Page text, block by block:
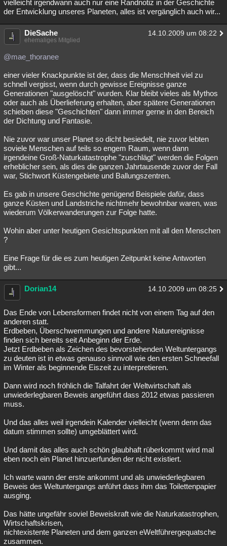
vielleicht irgendwann auch nur eine Randnotiz in der Geschichte
der Entwicklung unseres Planeten, alles ist vergänglich auch wir...
DieSache 14.10.2009 um 08:22
ehemaliges Mitglied
@mae_thoranee
einer vieler Knackpunkte ist der, dass die Menschheit viel zu
schnell vergisst, wenn durch gewisse Ereignisse ganze
Generationen "ausgelöscht" wurden. Klar bleibt vieles als Mythos
oder auch als Überlieferung erhalten, aber spätere Generationen
schieben diese "Geschichten" dann immer gerne in den Bereich
der Dichtung und Fantasie.
Nie zuvor war unser Planet so dicht besiedelt, nie zuvor lebten
soviele Menschen auf teils so engem Raum, wenn dann
irgendeine Groß-Naturkatastrophe "zuschlägt" werden die Folgen
erheblicher sein, als dies die ganzen Jahrtausende zuvor der Fall
war, Stichwort Küstengebiete und Ballungszentren.
Es gab in unsere Geschichte genügend Beispiele dafür, dass
ganze Küsten und Landstriche nichtmehr bewohnbar waren, was
wiederum Völkerwanderungen zur Folge hatte.
Wohin aber unter heutigen Gesichtspunkten mit all den Menschen
?
Eine Frage für die es zum heutigen Zeitpunkt keine Antworten
gibt...
Dorian14 14.10.2009 um 08:25
Das Ende von Lebensformen findet nicht von einem Tag auf den
anderen statt.
Erdbeben, Überschwemmungen und andere Naturereignisse
finden sich bereits seit Anbeginn der Erde.
Jetzt Erdbeben als Zeichen des bevorstehenden Weltuntergangs
zu deuten ist in etwas genauso sinnvoll wie den ersten Schneefall
im Winter als beginnende Eiszeit zu interpretieren.
Dann wird noch fröhlich die Talfahrt der Weltwirtschaft als
unwiederlegbaren Beweis angeführt dass 2012 etwas passieren
muss.
Und das alles weil irgendein Kalender vielleicht (wenn denn das
datum stimmen sollte) umgeblättert wird.
Und damit das alles auch schön glaubhaft rüberkommt wird mal
eben noch ein Planet hinzuerfunden der nicht existiert.
Ich warte wann der erste ankommt und als unwiederlegbaren
Beweis des Weltuntergangs anführt dass ihm das Toilettenpapier
ausging.
Das hätte ungefähr soviel Beweiskraft wie die Naturkatastrophen,
Wirtschaftskrisen,
nichtexistente Planeten und dem ganzen eWeltführergequatsche
zusammen.